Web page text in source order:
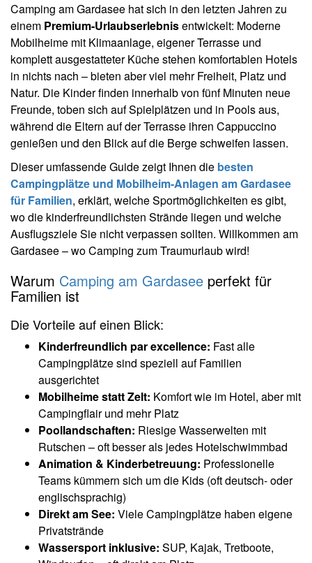
Camping am Gardasee hat sich in den letzten Jahren zu
einem Premium-Urlaubserlebnisentwickelt: Moderne
Mobilheime mit Klimaanlage, eigener Terrasse und
komplett ausgestatteter Küche stehen komfortablen Hotels
in nichts nach – bieten aber viel mehr Freiheit, Platz und
Natur. Die Kinder finden innerhalb von fünf Minuten neue
Freunde, toben sich auf Spielplätzen und in Pools aus,
während die Eltern auf der Terrasse ihren Cappuccino
genießen und den Blick auf die Berge schweifen lassen.
Dieser umfassende Guide zeigt Ihnen die besten
Campingplätze und Mobilheim-Anlagen am Gardasee
für Familien, erklärt, welche Sportmöglichkeiten es gibt,
wo die kinderfreundlichsten Strände liegen und welche
Ausflugsziele Sie nicht verpassen sollten. Willkommen am
Gardasee – wo Camping zum Traumurlaub wird!
Warum Camping am Gardasee perfekt für
Familien ist
Die Vorteile auf einen Blick:
Kinderfreundlich par excellence: Fast alle
Campingplätze sind speziell auf Familien
ausgerichtet
Mobilheime statt Zelt: Komfort wie im Hotel, aber mit
Campingflair und mehr Platz
Poollandschaften: Riesige Wasserwelten mit
Rutschen – oft besser als jedes Hotelschwimmbad
Animation & Kinderbetreuung: Professionelle
Teams kümmern sich um die Kids (oft deutsch- oder
englischsprachig)
Direkt am See: Viele Campingplätze haben eigene
Privatstrände
Wassersport inklusive: SUP, Kajak, Tretboote,